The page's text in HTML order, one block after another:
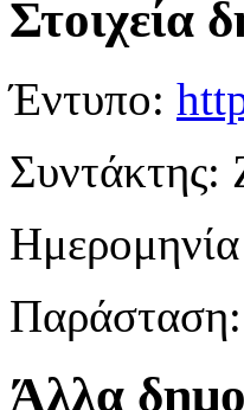
Στοιχεία
Έντυπο:
Συντάκτης:
Παράσταση:
Άλλα